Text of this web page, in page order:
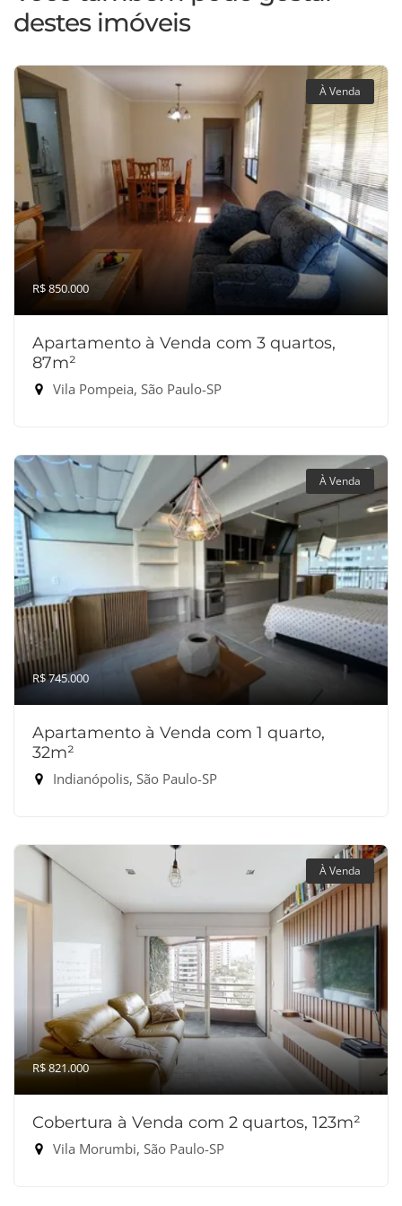
destes imóveis
À Venda
R$ 850.000
Apartamento à Venda com 3 quartos,
87m²
Vila Pompeia, São Paulo-SP
À Venda
R$ 745.000
Apartamento à Venda com 1 quarto,
32m²
Indianópolis, São Paulo-SP
À Venda
R$ 821.000
Cobertura à Venda com 2 quartos, 123m²
Vila Morumbi, São Paulo-SP